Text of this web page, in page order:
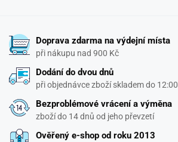
Doprava zdarma na výdejní místa
při nákupu nad 900 Kč
Dodání do dvou dnů
při objednávce zboží skladem do 12:00
Bezproblémové vrácení a výměna
zboží do 14 dnů od jeho převzetí
Ověřený e-shop od roku 2013